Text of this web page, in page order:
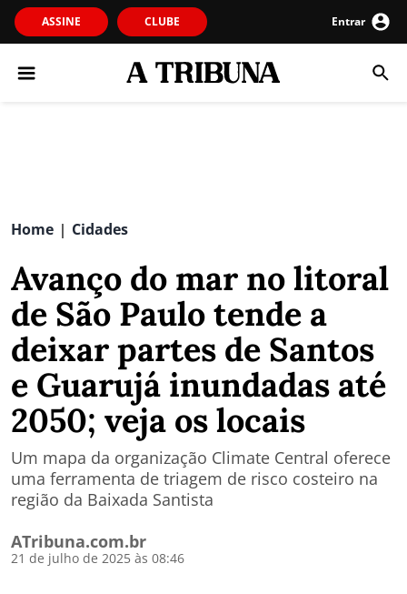
ASSINE CLUBE Entrar
Home | Cidades
Avanço do mar no litoral
de São Paulo tende a
deixar partes de Santos
e Guarujá inundadas até
2050; veja os locais
Um mapa da organização Climate Central oferece
uma ferramenta de triagem de risco costeiro na
região da Baixada Santista
ATribuna.com.br
21 de julho de 2025 às 08:46